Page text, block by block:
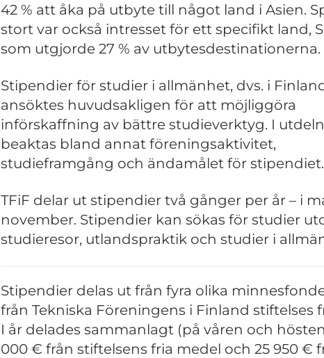
42 % att åka på utbyte till något land i Asien.
stort var också intresset för ett specifikt land,
som utgjorde 27 % av utbytesdestinationerna.
Stipendier för studier i allmänhet, dvs. i
ansöktes huvudsakligen för att möjliggöra
införskaffning av bättre studieverktyg. I
beaktas bland annat föreningsaktivitet,
studieframgång och ändamålet för stipendiet.
TFiF delar ut stipendier två gånger per år – i
november. Stipendier kan sökas för studier
studieresor, utlandspraktik och studier i
Stipendier delas ut från fyra olika
från Tekniska Föreningens i Finland stiftelses
I år delades sammanlagt (på våren och
000 € från stiftelsens fria medel och 25 950 €